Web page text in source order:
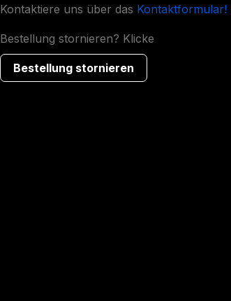
Kontaktiere uns über das Kontaktformular!
Bestellung stornieren? Klicke
Bestellung stornieren